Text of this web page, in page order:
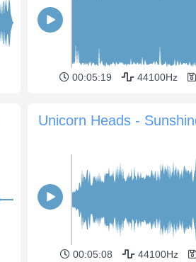
00:05:19 44100Hz
Unicorn Heads -
00:05:08 44100Hz